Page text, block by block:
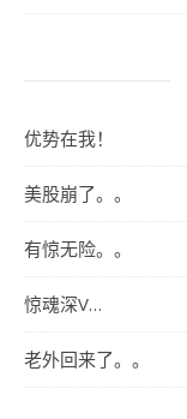
优势在我！
美股崩了。。
有惊无险。。
惊魂深V…
老外回来了。。